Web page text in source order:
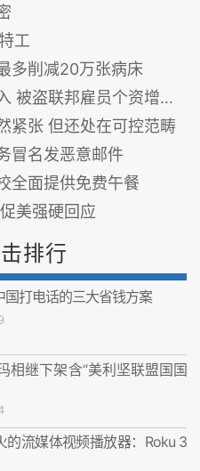
工
多削减20万张病床
联邦雇员个资增至千万
紧张 但还处在可控范畴
冒名发恶意邮件
全面提供免费午餐
美强硬回应
排行
国打电话的三大省钱方案
相继下架含“美利坚联盟国国
的流媒体视频播放器：Roku 3